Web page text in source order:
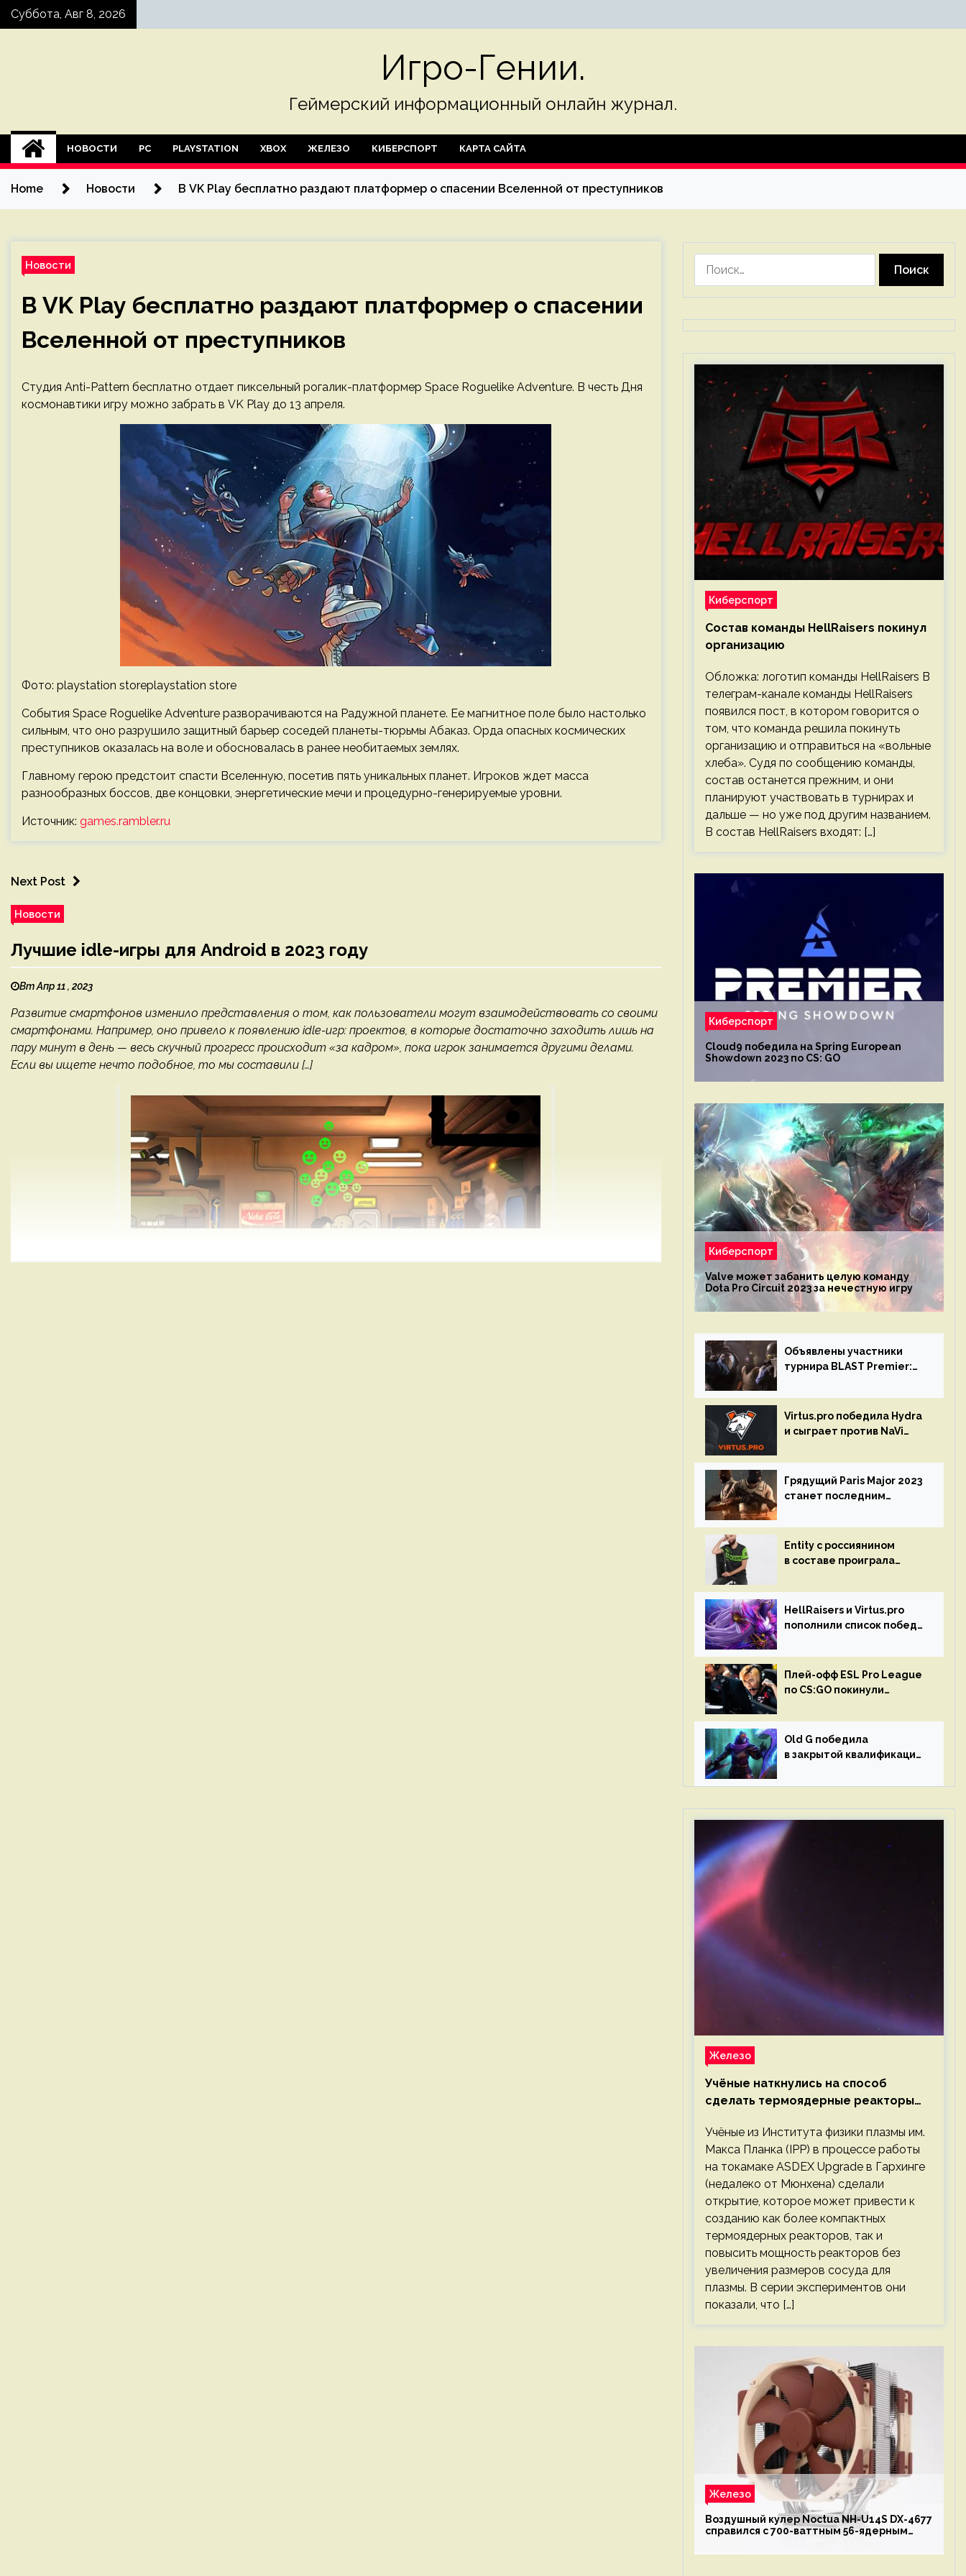
SkipСуббота, Авг 8, 2026
Игро-Гении.
Геймерский информационный онлайн журнал.
НОВОСТИ PC PLAYSTATION XBOX ЖЕЛЕЗО КИБЕРСПОРТ КАРТА САЙТА
Home Новости В VK Play бесплатно раздают платформер о спасении Вселенной от преступников
Новости
В VK Play бесплатно раздают платформер о спасении
Вселенной от преступников
Студия Anti-Pattern бесплатно отдает пиксельный рогалик-платформер Space Roguelike Adventure. В честь Дня
космонавтики игру можно забрать в VK Play до 13 апреля.
Фото: playstation storeplaystation store
События Space Roguelike Adventure разворачиваются на Радужной планете. Ее магнитное поле было настолько
сильным, что оно разрушило защитный барьер соседей планеты-тюрьмы Абаказ. Орда опасных космических
преступников оказалась на воле и обосновалась в ранее необитаемых землях.
Главному герою предстоит спасти Вселенную, посетив пять уникальных планет. Игроков ждет масса
разнообразных боссов, две концовки, энергетические мечи и процедурно-генерируемые уровни.
Источник: games.rambler.ru
Next Post
Новости
Лучшие idle-игры для Android в 2023 году
Вт Апр 11 , 2023
Развитие смартфонов изменило представления о том, как пользователи могут взаимодействовать со своими
смартфонами. Например, оно привело к появлению idle-игр: проектов, в которые достаточно заходить лишь на
пару минут в день — весь скучный прогресс происходит «за кадром», пока игрок занимается другими делами.
Если вы ищете нечто подобное, то мы составили […]
Киберспорт
Состав команды HellRaisers покинул
организацию
Обложка: логотип команды HellRaisers В
телеграм-канале команды HellRaisers
появился пост, в котором говорится о
том, что команда решила покинуть
организацию и отправиться на «вольные
хлеба». Судя по сообщению команды,
состав останется прежним, и они
планируют участвовать в турнирах и
дальше — но уже под другим названием.
В состав HellRaisers входят: […]
Киберспорт
Cloud9 победила на Spring European
Showdown 2023 по CS: GO
Киберспорт
Valve может забанить целую команду
Dota Pro Circuit 2023 за нечестную игру
Объявлены участники
турнира BLAST Premier:
Virtus.pro победила Hydra
и сыграет против NaVi
Circuit
Грядущий Paris Major 2023
станет последним
GO
Entity с россиянином
в составе проиграла
Circuit 2023
HellRaisers и Virtus.pro
пополнили список побед
Плей-офф ESL Pro League
по CS:GO покинули
Old G победила
в закрытой квалификации
Западной Европы
Железо
Учёные наткнулись на способ
сделать термоядерные реакторы
Учёные из Института физики плазмы им.
Макса Планка (IPP) в процессе работы
на токамаке ASDEX Upgrade в Гархинге
(недалеко от Мюнхена) сделали
открытие, которое может привести к
созданию как более компактных
термоядерных реакторов, так и
повысить мощность реакторов без
увеличения размеров сосуда для
плазмы. В серии экспериментов они
показали, что […]
Железо
Воздушный кулер Noctua NH-U14S DX-4677
справился с 700-ваттным 56-ядерным